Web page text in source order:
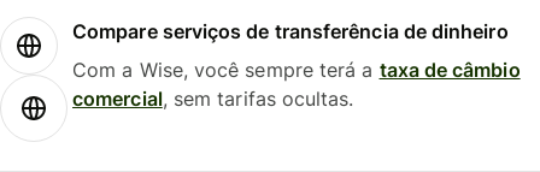
Compare serviços de transferência de dinheiro
Com a Wise, você sempre terá a taxa de câmbio
comercial, sem tarifas ocultas.